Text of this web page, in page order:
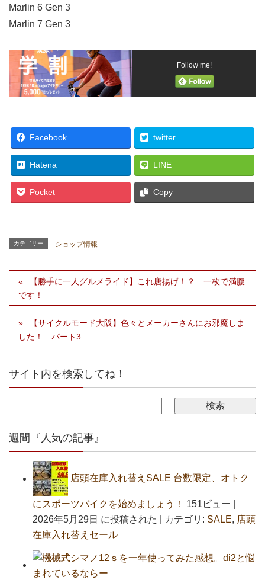
Marlin 6 Gen 3
Marlin 7 Gen 3
Follow me!
Facebook twitter
Hatena LINE
Pocket Copy
カテゴリー ショップ情報
【勝手に一人グルメライド】これ唐揚げ！？ 一枚で満腹
です！
【サイクルモード大阪】色々とメーカーさんにお邪魔しま
した！ パート3
サイト内を検索してね！
週間『人気の記事』
店頭在庫入れ替えSALE 台数限定、オトク
にスポーツバイクを始めましょう！ 151ビュー
2026年5月29日 に投稿された
カテゴリ: SALE, 店頭
在庫入れ替えセール